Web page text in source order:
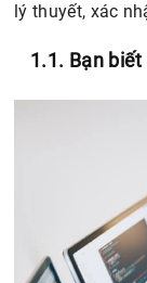
4.3. Lựa
lý thuyết, xác
1.1. Bạn biết